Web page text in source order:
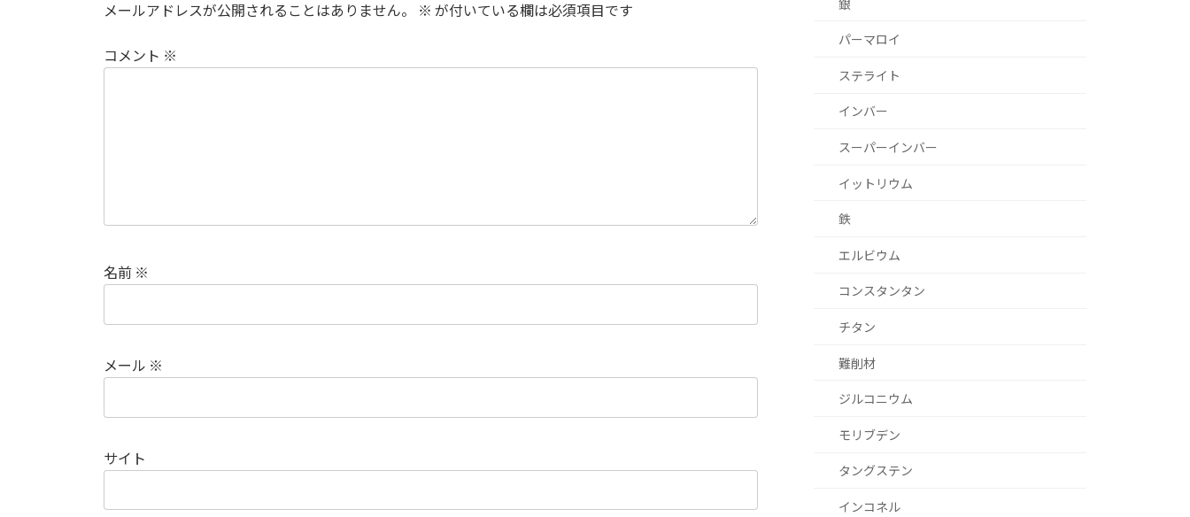
メールアドレスが公開されることはありません。 ※ が付いている欄は必須項目です
コメント ※
名前 ※
メール ※
サイト
銀
パーマロイ
ステライト
インバー
スーパーインバー
イットリウム
鉄
エルビウム
コンスタンタン
チタン
難削材
ジルコニウム
モリブデン
タングステン
インコネル